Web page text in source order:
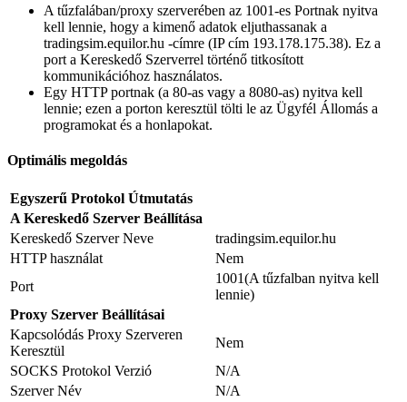
A tűzfalában/proxy szerverében az 1001-es Portnak nyitva
kell lennie, hogy a kimenő adatok eljuthassanak a
tradingsim.equilor.hu -címre (IP cím 193.178.175.38). Ez a
port a Kereskedő Szerverrel történő titkosított
kommunikációhoz használatos.
Egy HTTP portnak (a 80-as vagy a 8080-as) nyitva kell
lennie; ezen a porton keresztül tölti le az Ügyfél Állomás a
programokat és a honlapokat.
Optimális megoldás
Egyszerű Protokol Útmutatás
A Kereskedő Szerver Beállítása
Kereskedő Szerver Neve
tradingsim.equilor.hu
HTTP használat
Nem
Port
1001(A tűzfalban nyitva kell
lennie)
Proxy Szerver Beállításai
Kapcsolódás Proxy Szerveren
Keresztül
Nem
SOCKS Protokol Verzió
N/A
Szerver Név
N/A